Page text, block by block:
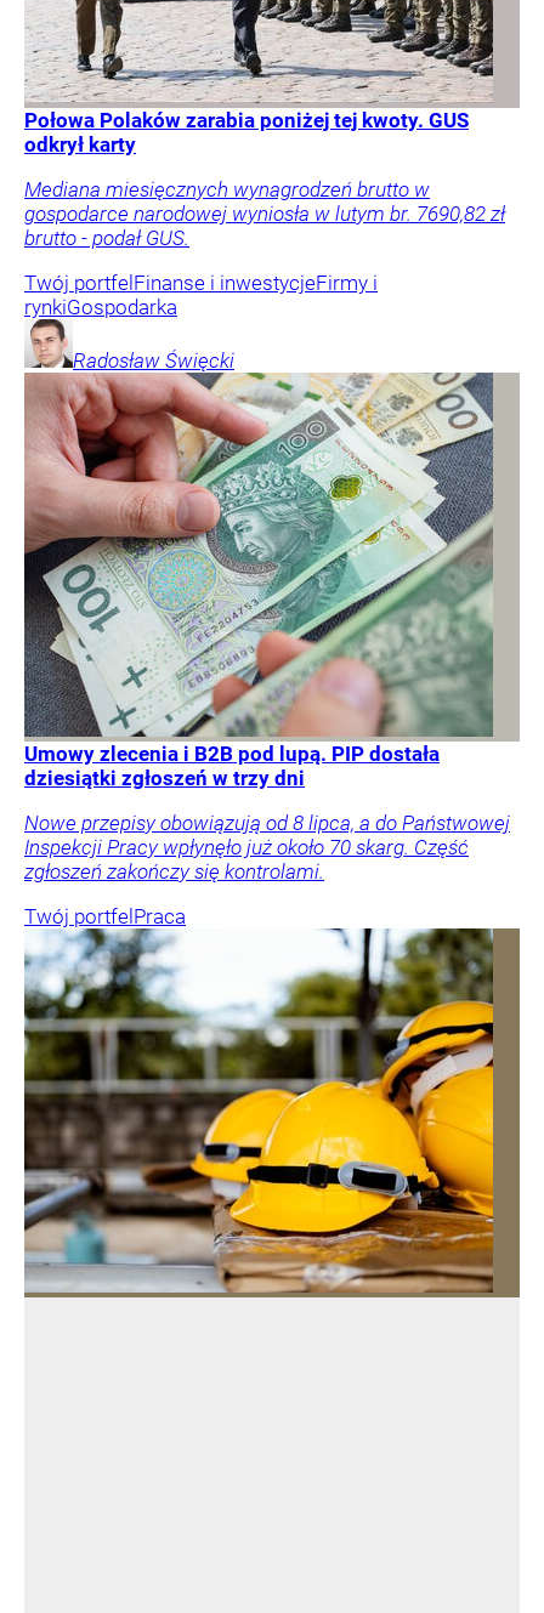
Połowa Polaków zarabia poniżej tej kwoty. GUS
odkrył karty
Mediana miesięcznych wynagrodzeń brutto w
gospodarce narodowej wyniosła w lutym br. 7690,82 zł
brutto - podał GUS.
Twój portfelFinanse i inwestycjeFirmy i
rynkiGospodarka
Radosław Święcki
Umowy zlecenia i B2B pod lupą. PIP dostała
dziesiątki zgłoszeń w trzy dni
Nowe przepisy obowiązują od 8 lipca, a do Państwowej
Inspekcji Pracy wpłynęło już około 70 skarg. Część
zgłoszeń zakończy się kontrolami.
Twój portfelPraca